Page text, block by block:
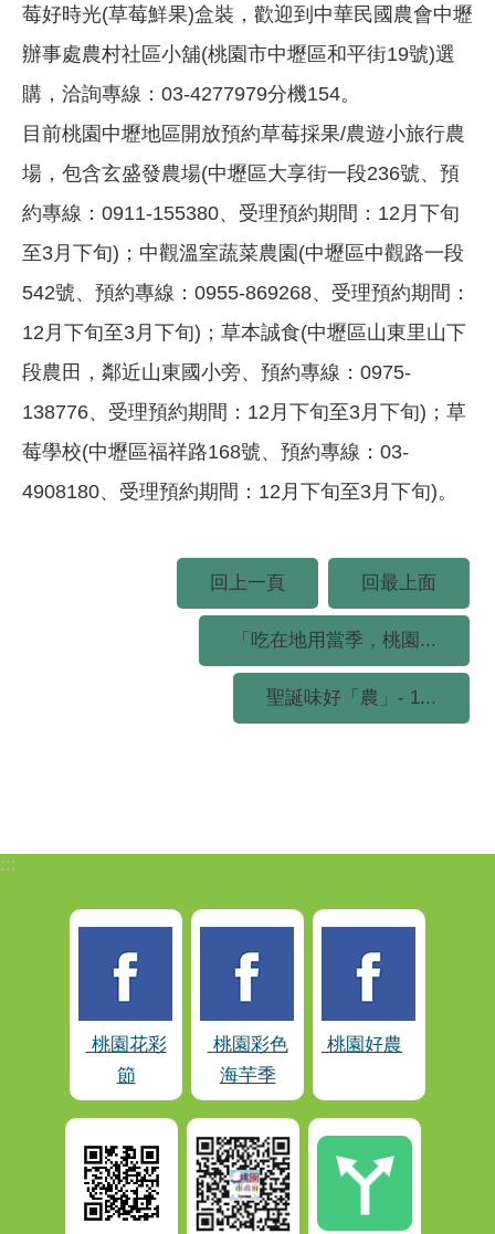
莓好時光(草莓鮮果)盒裝，歡迎到中華民國農會中壢
辦事處農村社區小舖(桃園市中壢區和平街19號)選
購，洽詢專線：03-4277979分機154。
目前桃園中壢地區開放預約草莓採果/農遊小旅行農
場，包含玄盛發農場(中壢區大享街一段236號、預
約專線：0911-155380、受理預約期間：12月下旬
至3月下旬)；中觀溫室蔬菜農園(中壢區中觀路一段
542號、預約專線：0955-869268、受理預約期間：
12月下旬至3月下旬)；草本誠食(中壢區山東里山下
段農田，鄰近山東國小旁、預約專線：0975-
138776、受理預約期間：12月下旬至3月下旬)；草
莓學校(中壢區福祥路168號、預約專線：03-
4908180、受理預約期間：12月下旬至3月下旬)。
回上一頁 回最上面
「吃在地用當季，桃園...
聖誕味好「農」- 1...
:::
桃園花彩
節
桃園彩色
海芋季
桃園好農